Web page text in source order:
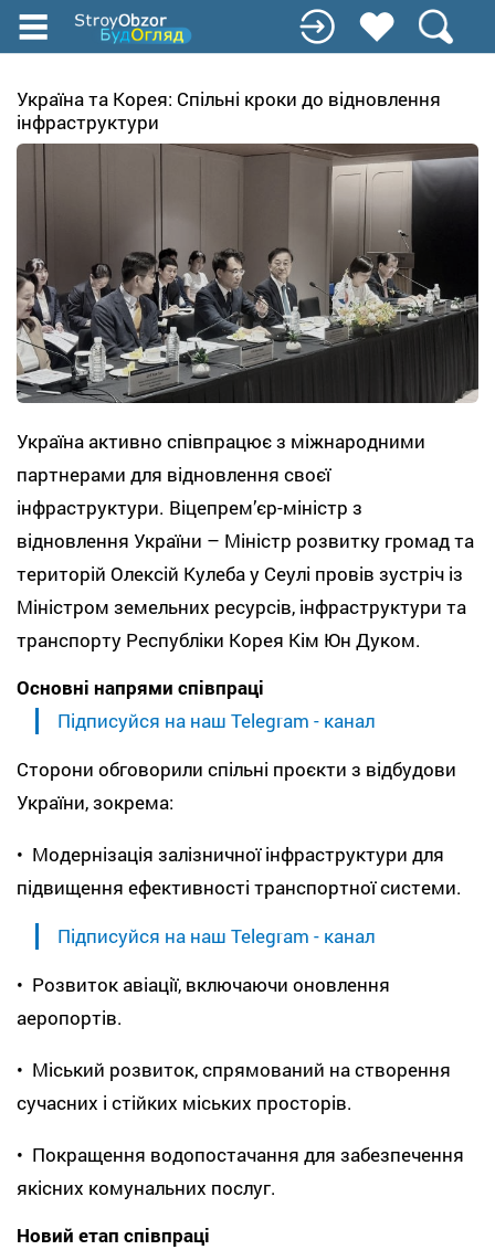
Перейти
до
вмісту
Україна та Корея: Спільні кроки до відновлення
інфраструктури
Україна активно співпрацює з міжнародними
партнерами для відновлення своєї
інфраструктури. Віцепрем’єр-міністр з
відновлення України – Міністр розвитку громад та
територій Олексій Кулеба у Сеулі провів зустріч із
Міністром земельних ресурсів, інфраструктури та
транспорту Республіки Корея Кім Юн Дуком.
Основні напрями співпраці
Підписуйся на наш Telegram - канал
Сторони обговорили спільні проєкти з відбудови
України, зокрема:
• Модернізація залізничної інфраструктури для
підвищення ефективності транспортної системи.
Підписуйся на наш Telegram - канал
• Розвиток авіації, включаючи оновлення
аеропортів.
• Міський розвиток, спрямований на створення
сучасних і стійких міських просторів.
• Покращення водопостачання для забезпечення
якісних комунальних послуг.
Новий етап співпраці